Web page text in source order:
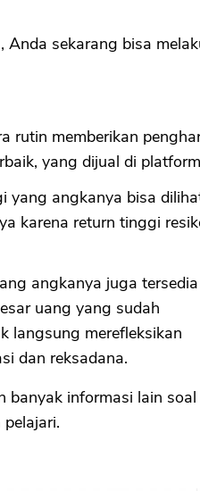
Anda sekarang bisa
rutin memberikan
yang dijual di
yang angkanya bisa
karena return tinggi
angkanya juga
uang yang sudah
langsung merefleksikan
dan reksadana.
banyak informasi lain